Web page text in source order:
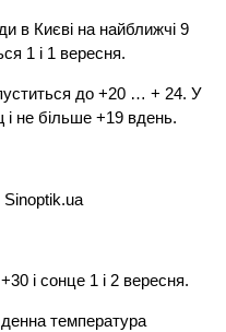
в Києві на найближчі 9
1 і 1 вересня.
до +20 … + 24. У
не більше +19 вдень.
Sinoptik.ua
і сонце 1 і 2 вересня.
температура